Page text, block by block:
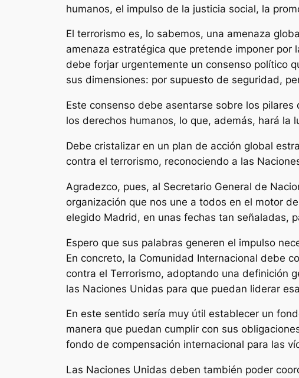
humanos, el impulso de la justicia social, la
El terrorismo es, lo sabemos, una amenaza
amenaza estratégica que pretende imponer por
debe forjar urgentemente un consenso político
sus dimensiones: por supuesto de seguridad,
Este consenso debe asentarse sobre los
los derechos humanos, lo que, además, hará la
Debe cristalizar en un plan de acción global
contra el terrorismo, reconociendo a las
Agradezco, pues, al Secretario General de
organización que nos une a todos en el motor
elegido Madrid, en unas fechas tan señaladas,
Espero que sus palabras generen el impulso
En concreto, la Comunidad Internacional debe
contra el Terrorismo, adoptando una definición
las Naciones Unidas para que puedan liderar
En este sentido sería muy útil establecer un
manera que puedan cumplir con sus
fondo de compensación internacional para las
Las Naciones Unidas deben también poder